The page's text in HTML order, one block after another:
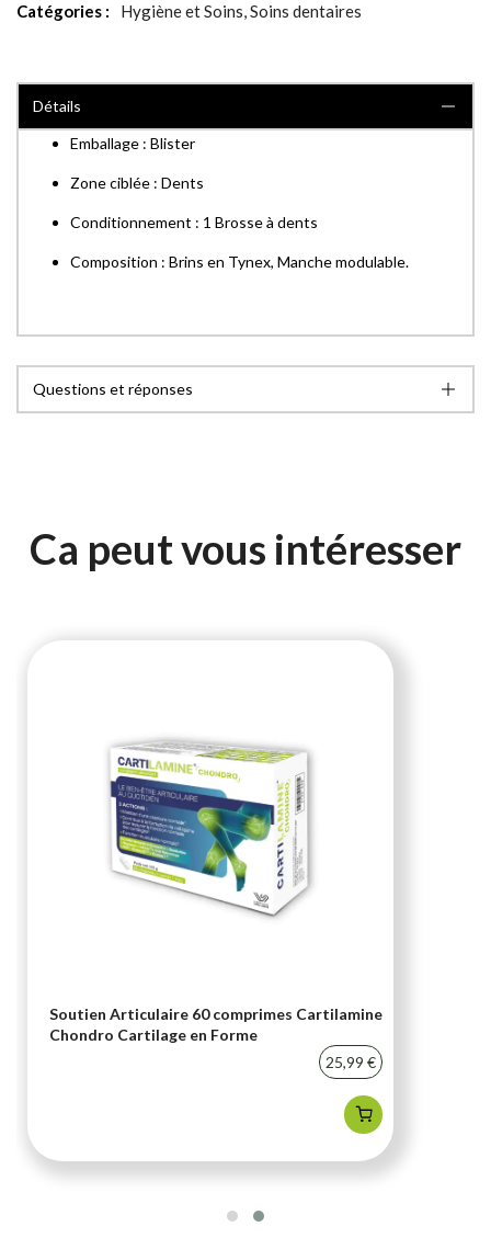
Catégories :
Hygiène et Soins Soins dentaires
Détails
Emballage : Blister
Zone ciblée : Dents
Conditionnement : 1 Brosse à dents
Composition : Brins en Tynex, Manche modulable.
Questions et réponses
Ca peut vous intéresser
Soutien Articulaire 60 comprimes Cartilamine
Chondro Cartilage en Forme
25,99 €